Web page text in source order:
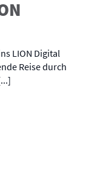
LION Digital
Reise durch